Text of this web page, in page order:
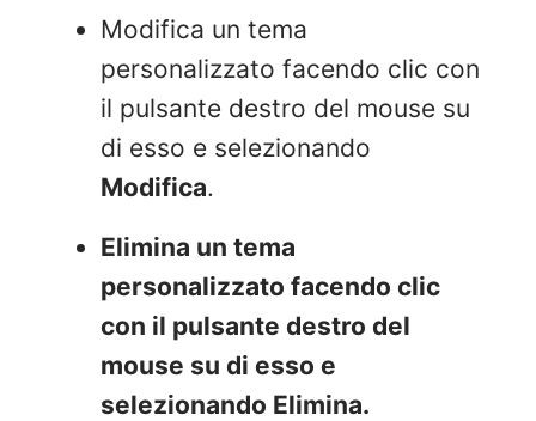
Modifica un tema
personalizzato facendo clic con
il pulsante destro del mouse su
di esso e selezionando
Modifica.
Elimina un tema
personalizzato facendo clic
con il pulsante destro del
mouse su di esso e
selezionando Elimina.